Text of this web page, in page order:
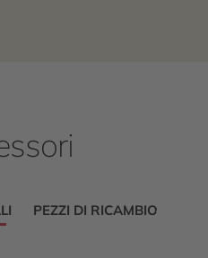
PEZZI DI RICAMBIO